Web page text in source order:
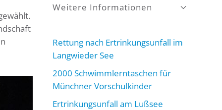
Weitere Informationen
Rettung nach Ertrinkungsunfall im
Langwieder See
2000 Schwimmlerntaschen für
Münchner Vorschulkinder
Ertrinkungsunfall am Lußsee